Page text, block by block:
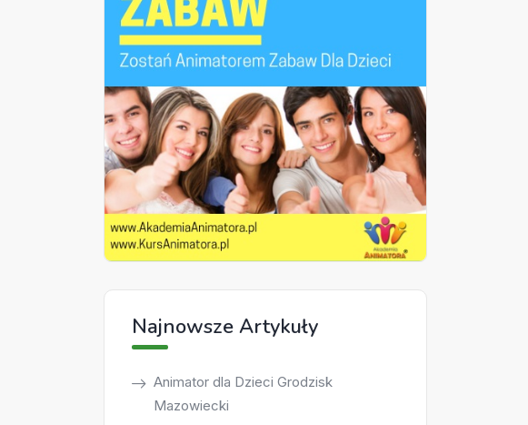
Najnowsze Artykuły
Animator dla Dzieci Grodzisk
Mazowiecki